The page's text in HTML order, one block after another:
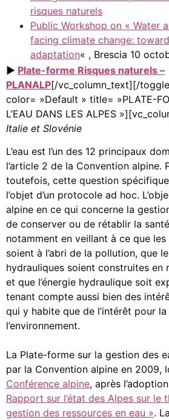
risques naturels
Public Workshop on « Water
facing climate change:
adaptation« , Brescia 10
► Plate-forme Risques naturels –
PLANALP[/vc_column_text][/
color= »Default » title= »PLATE-
L’EAU DANS LES ALPES
Italie et Slovénie
L’eau est l’un des 12 principaux
l’article 2 de la Convention alpine.
toutefois, cette question spécifique
l’objet d’un protocole ad hoc.
alpine en ce qui concerne la
de conserver ou de rétablir la
notamment en veillant à ce que
soient à l’abri de la pollution, que
hydrauliques soient construites en
et que l’énergie hydraulique soit
tenant compte aussi bien des
qui y habite que de l’intérêt pour
l’environnement.
La Plate-forme sur la gestion des
par la Convention alpine en 2009,
Conférence alpine, après
Rapport sur l’état des Alpes sur le
gestion des ressources en eau ».